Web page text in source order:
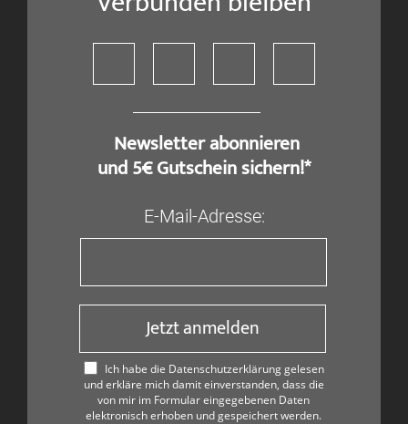
​ Newsletter abonnieren
und 5€ Gutschein sichern!*
E-Mail-Adresse:
Jetzt anmelden
Ich habe die Datenschutzerklärung gelesen
und erkläre mich damit einverstanden, dass die
von mir im Formular eingegebenen Daten
elektronisch erhoben und gespeichert werden.